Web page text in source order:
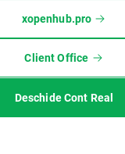
xopenhub.pro
Client Office
Deschide Cont Real